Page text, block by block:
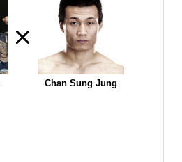
Chan Sung Jung